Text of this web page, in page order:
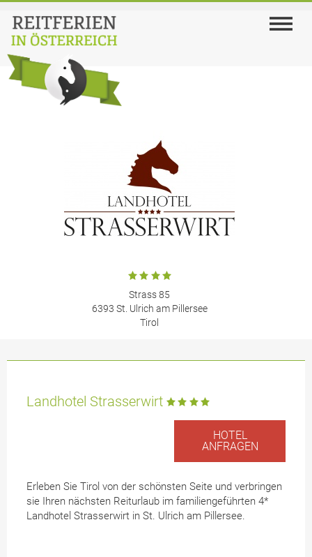
Strass 85
6393 St. Ulrich am Pillersee
Tirol
Landhotel Strasserwirt
HOTEL
ANFRAGEN
Erleben Sie Tirol von der schönsten Seite und verbringen
sie Ihren nächsten Reiturlaub im familiengeführten 4*
Landhotel Strasserwirt in St. Ulrich am Pillersee.